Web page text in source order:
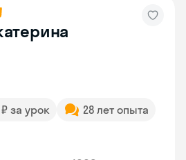
₽ за урок
28 лет опыта